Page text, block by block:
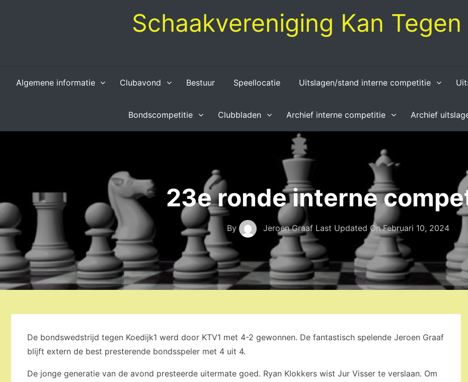
Schaakvereniging Kan Tegen
Algemene informatie Clubavond Bestuur Speellocatie Uitslagen/stand interne competitie
Bondscompetitie Clubbladen Archief interne competitie Archief
23e ronde interne
By Jeroen Graaf Last Updated OnFebruari 10, 2024
De bondswedstrijd tegen Koedijk1 werd door KTV1 met 4-2 gewonnen. De fantastisch spelende Jeroen Graaf
blijft extern de best presterende bondsspeler met 4 uit 4.
De jonge generatie van de avond presteerde uitermate goed. Ryan Klokkers wist Jur Visser te verslaan. Om